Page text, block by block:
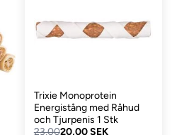
Trixie Monoprotein
Energistång med Råhud
och Tjurpenis 1 Stk
23,0020,00 SEK